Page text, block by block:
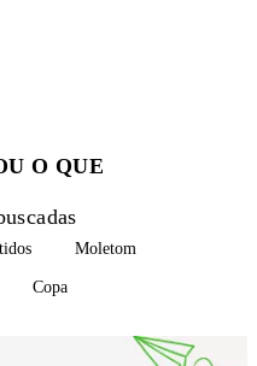
O QUE
Moletom
Copa